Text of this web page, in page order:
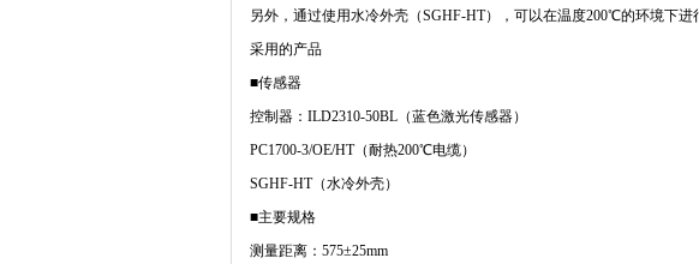
另外，通过使用水冷外壳（SGHF-HT），可以在温度200℃的环境下进
采用的产品
■传感器
控制器：ILD2310-50BL（蓝色激光传感器）
PC1700-3/OE/HT（耐热200℃电缆）
SGHF-HT（水冷外壳）
■主要规格
测量距离：575±25mm